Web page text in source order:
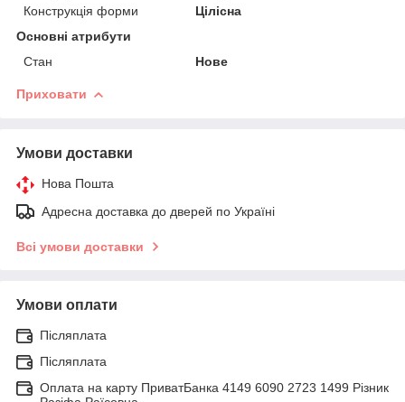
Конструкція форми
Цілісна
Основні атрибути
Стан
Нове
Приховати
Умови доставки
Нова Пошта
Адресна доставка до дверей по Україні
Всі умови доставки
Умови оплати
Післяплата
Післяплата
Оплата на карту ПриватБанка 4149 6090 2723 1499 Різник